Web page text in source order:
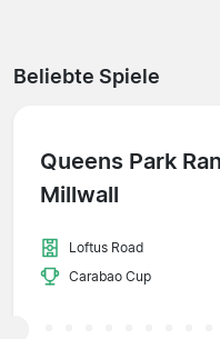
Beliebte Spiele
Queens Park
Millwall
Loftus Road
Carabao Cup